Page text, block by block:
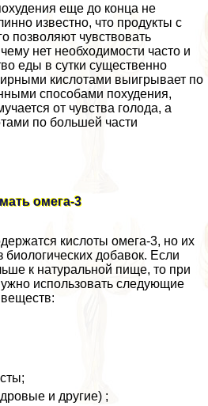
еще до конца не
известно, что продукты с
позволяют чувствовать
нет необходимости часто и
еды в сутки существенно
кислотами выигрывает по
способами похудения,
от чувства голода, а
по большей части
омега-3
кислоты омега-3, но их
добавок. Если
к натуральной пище, то при
использовать следующие
веществ:
и другие) ;